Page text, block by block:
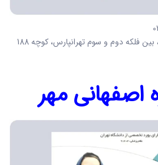
آدرس مطب:تهران، تهرانپارس، بین فلکه دوم و سوم تهرانپارس، کوچه 188